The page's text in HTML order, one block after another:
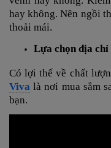
hay không. Nên ngồi
thoải mái.
Lựa chọn địa
Có lợi thế về chất
Viva là nơi mua sắm
bạn.